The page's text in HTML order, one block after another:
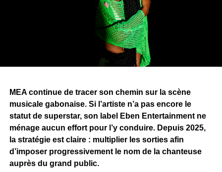
BlackskinetCash-Lowsso
artistes issus de registres musicaux différents, un choix
qui témoigne de la volonté deZEBENd’élargir son
univers artistique et qui laisse entrevoir de nombreuses
surprises que les mélomanes découvriront au fil de
l’écoute de« Longue Vie ».
Pour porter « Longue Vie »
, Zang a annoncé une
campagne de promotion articulée autour de sept clips,
dont
« Bombarder »
ouvre la marche. Une stratégie qui
traduit l’ambition de faire de cet album l’un des projets
marquants de la scène urbaine gabonaise en 2026.
WhatsApp
Facebook
X Telegram
Email
>>
MEA continue de tracer son chemin sur la scène
musicale gabonaise. Si l’artiste n’a pas encore le
statut de superstar, son label Eben Entertainment ne
ménage aucun effort pour l’y conduire. Depuis 2025,
la stratégie est claire : multiplier les sorties afin
d’imposer progressivement le nom de la chanteuse
auprès du grand public.